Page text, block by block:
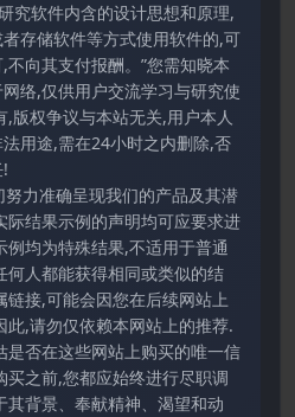
究软件内含的设计思想和原理,
存储软件等方式使用软件的,可
向其支付报酬。”您需知晓本
络,仅供用户交流学习与研究使
版权争议与本站无关,用户本人
用途,需在24小时之内删除,否
力准确呈现我们的产品及其潜
际结果示例的声明均可应要求进
均为特殊结果,不适用于普通
何人都能获得相同或类似的结
接,可能会因您在后续网站上
此,请勿仅依赖本网站上的推荐.
是否在这些网站上购买的唯一信
之前,您都应始终进行尽职调
背景、奉献精神、渴望和动